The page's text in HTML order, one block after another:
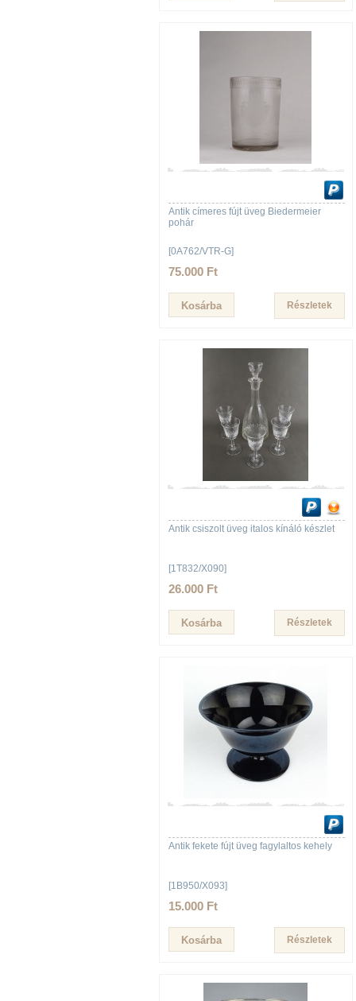
Antik címeres fújt üveg Biedermeier
pohár
[0A762/VTR-G]
75.000 Ft
Részletek
Antik csiszolt üveg italos kínáló készlet
[1T832/X090]
26.000 Ft
Részletek
Antik fekete fújt üveg fagylaltos kehely
[1B950/X093]
15.000 Ft
Részletek